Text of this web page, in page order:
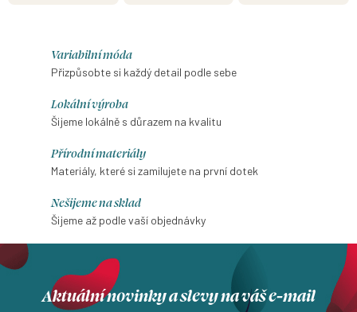
Variabilní móda
Přizpůsobte si každý detail podle sebe
Lokální výroba
Šijeme lokálně s důrazem na kvalitu
Přírodní materiály
Materiály, které si zamilujete na první dotek
Nešijeme na sklad
Šijeme až podle vaší objednávky
Aktuální novinky a slevy na váš e-mail